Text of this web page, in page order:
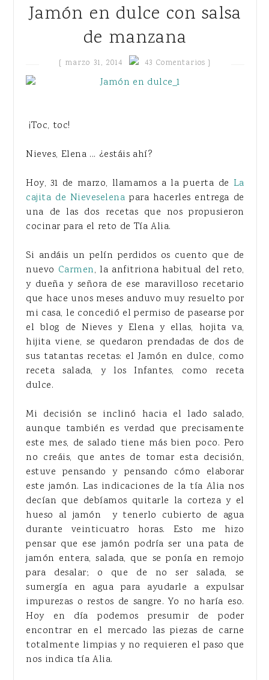
Jamón en dulce con salsa
de manzana
{ marzo 31, 2014 43 Comentarios }
¡Toc, toc!
Nieves, Elena ... ¿estáis ahí?
Hoy, 31 de marzo, llamamos a la puerta de La
cajita de Nieveselena para hacerles entrega de
una de las dos recetas que nos propusieron
cocinar para el reto de Tía Alia.
Si andáis un pelín perdidos os cuento que de
nuevo Carmen, la anfitriona habitual del reto,
y dueña y señora de ese maravilloso recetario
que hace unos meses anduvo muy resuelto por
mi casa, le concedió el permiso de pasearse por
el blog de Nieves y Elena y ellas, hojita va,
hijita viene, se quedaron prendadas de dos de
sus tatantas recetas: el Jamón en dulce, como
receta salada, y los Infantes, como receta
dulce.
Mi decisión se inclinó hacia el lado salado,
aunque también es verdad que precisamente
este mes, de salado tiene más bien poco. Pero
no creáis, que antes de tomar esta decisión,
estuve pensando y pensando cómo elaborar
este jamón. Las indicaciones de la tía Alia nos
decían que debíamos quitarle la corteza y el
hueso al jamón y tenerlo cubierto de agua
durante veinticuatro horas. Esto me hizo
pensar que ese jamón podría ser una pata de
jamón entera, salada, que se ponía en remojo
para desalar; o que de no ser salada, se
sumergía en agua para ayudarle a expulsar
impurezas o restos de sangre. Yo no haría eso.
Hoy en día podemos presumir de poder
encontrar en el mercado las piezas de carne
totalmente limpias y no requieren el paso que
nos indica tía Alia.